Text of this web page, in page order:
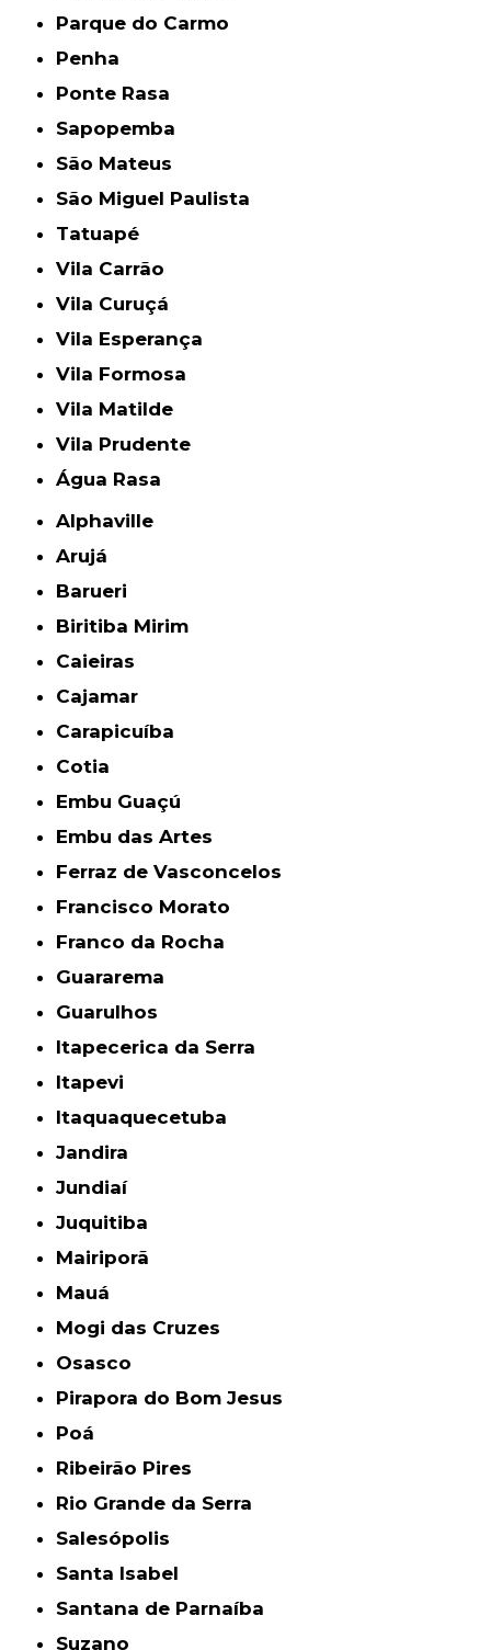
Parque do Carmo
Penha
Ponte Rasa
Sapopemba
São Mateus
São Miguel Paulista
Tatuapé
Vila Carrão
Vila Curuçá
Vila Esperança
Vila Formosa
Vila Matilde
Vila Prudente
Água Rasa
Alphaville
Arujá
Barueri
Biritiba Mirim
Caieiras
Cajamar
Carapicuíba
Cotia
Embu Guaçú
Embu das Artes
Ferraz de Vasconcelos
Francisco Morato
Franco da Rocha
Guararema
Guarulhos
Itapecerica da Serra
Itapevi
Itaquaquecetuba
Jandira
Jundiaí
Juquitiba
Mairiporã
Mauá
Mogi das Cruzes
Osasco
Pirapora do Bom Jesus
Poá
Ribeirão Pires
Rio Grande da Serra
Salesópolis
Santa Isabel
Santana de Parnaíba
Suzano